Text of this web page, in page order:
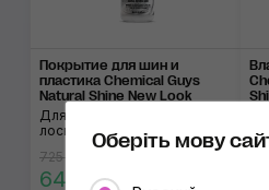
Покрытие для шин и
пластика Chemical Guys
Natural Shine New Look
Для заводского матового
лоска
725 ₴
640 ₴
Оберіть мову